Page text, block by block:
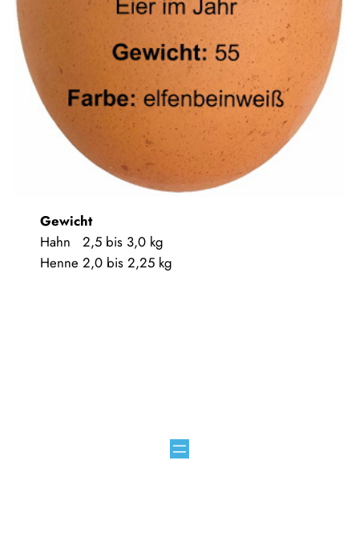
Gewicht
Hahn 2,5 bis 3,0 kg
Henne 2,0 bis 2,25 kg